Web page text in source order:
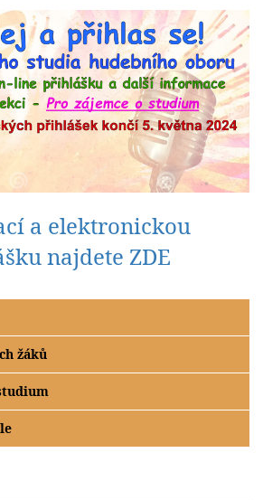
žáků
a elektronickou
najdete ZDE